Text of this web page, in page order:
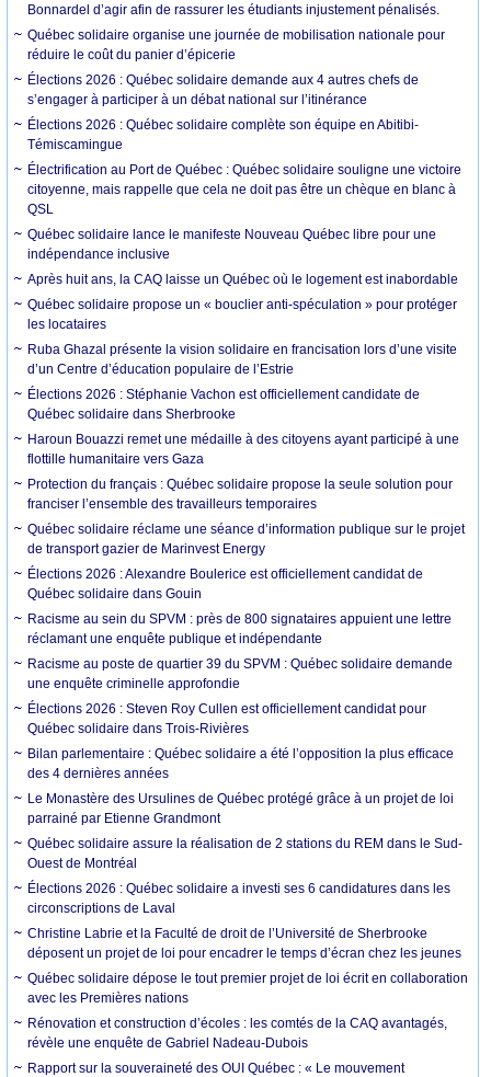
Bonnardel d’agir afin de rassurer les étudiants injustement pénalisés.
Québec solidaire organise une journée de mobilisation nationale pour
réduire le coût du panier d’épicerie
Élections 2026 : Québec solidaire demande aux 4 autres chefs de
s’engager à participer à un débat national sur l’itinérance
Élections 2026 : Québec solidaire complète son équipe en Abitibi-
Témiscamingue
Électrification au Port de Québec : Québec solidaire souligne une victoire
citoyenne, mais rappelle que cela ne doit pas être un chèque en blanc à
QSL
Québec solidaire lance le manifeste Nouveau Québec libre pour une
indépendance inclusive
Après huit ans, la CAQ laisse un Québec où le logement est inabordable
Québec solidaire propose un « bouclier anti-spéculation » pour protéger
les locataires
Ruba Ghazal présente la vision solidaire en francisation lors d’une visite
d’un Centre d’éducation populaire de l’Estrie
Élections 2026 : Stéphanie Vachon est officiellement candidate de
Québec solidaire dans Sherbrooke
Haroun Bouazzi remet une médaille à des citoyens ayant participé à une
flottille humanitaire vers Gaza
Protection du français : Québec solidaire propose la seule solution pour
franciser l’ensemble des travailleurs temporaires
Québec solidaire réclame une séance d’information publique sur le projet
de transport gazier de Marinvest Energy
Élections 2026 : Alexandre Boulerice est officiellement candidat de
Québec solidaire dans Gouin
Racisme au sein du SPVM : près de 800 signataires appuient une lettre
réclamant une enquête publique et indépendante
Racisme au poste de quartier 39 du SPVM : Québec solidaire demande
une enquête criminelle approfondie
Élections 2026 : Steven Roy Cullen est officiellement candidat pour
Québec solidaire dans Trois-Rivières
Bilan parlementaire : Québec solidaire a été l’opposition la plus efficace
des 4 dernières années
Le Monastère des Ursulines de Québec protégé grâce à un projet de loi
parrainé par Etienne Grandmont
Québec solidaire assure la réalisation de 2 stations du REM dans le Sud-
Ouest de Montréal
Élections 2026 : Québec solidaire a investi ses 6 candidatures dans les
circonscriptions de Laval
Christine Labrie et la Faculté de droit de l’Université de Sherbrooke
déposent un projet de loi pour encadrer le temps d’écran chez les jeunes
Québec solidaire dépose le tout premier projet de loi écrit en collaboration
avec les Premières nations
Rénovation et construction d’écoles : les comtés de la CAQ avantagés,
révèle une enquête de Gabriel Nadeau-Dubois
Rapport sur la souveraineté des OUI Québec : « Le mouvement